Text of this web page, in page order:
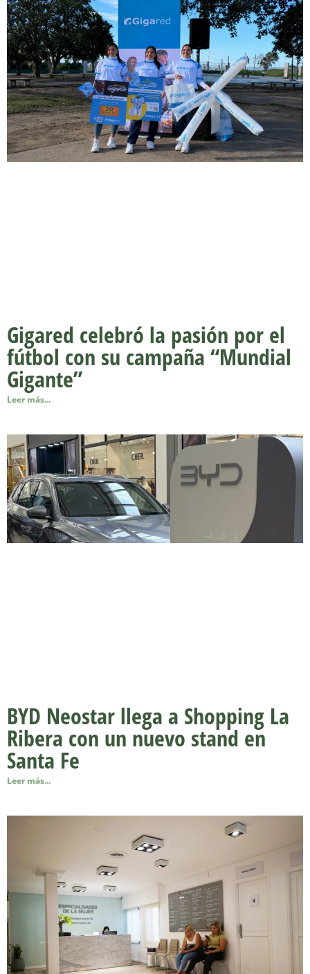
Gigared celebró la pasión por el
fútbol con su campaña “Mundial
Gigante”
Leer más...
BYD Neostar llega a Shopping La
Ribera con un nuevo stand en
Santa Fe
Leer más...